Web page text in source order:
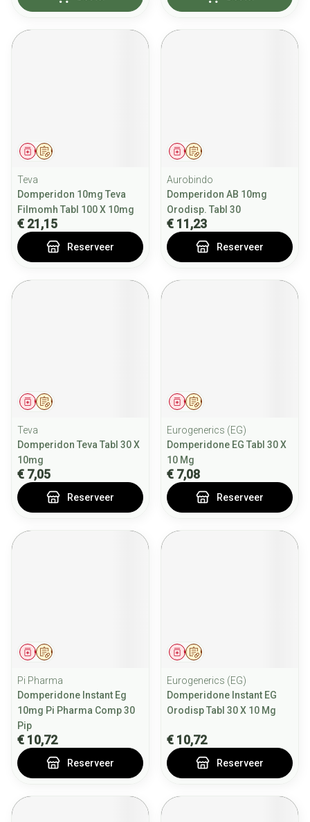
Op voorschrift
Geneesmiddel
Teva
Domperidon 10mg Teva
Filmomh Tabl 100 X 10mg
€ 21,15
Reserveer
Op voorschrift
Geneesmiddel
Aurobindo
Domperidon AB 10mg
Orodisp. Tabl 30
€ 11,23
Reserveer
Op voorschrift
Geneesmiddel
Teva
Domperidon Teva Tabl 30 X
10mg
€ 7,05
Reserveer
Op voorschrift
Geneesmiddel
Eurogenerics (EG)
Domperidone EG Tabl 30 X
10 Mg
€ 7,08
Reserveer
Op voorschrift
Geneesmiddel
Pi Pharma
Domperidone Instant Eg
10mg Pi Pharma Comp 30
Pip
€ 10,72
Reserveer
Op voorschrift
Geneesmiddel
Eurogenerics (EG)
Domperidone Instant EG
Orodisp Tabl 30 X 10 Mg
€ 10,72
Reserveer